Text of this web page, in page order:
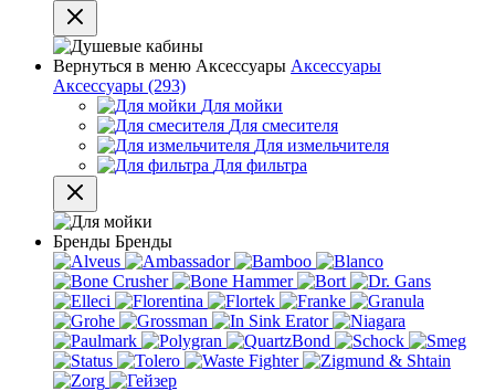
Вернуться в меню Аксессуары Аксессуары
Аксессуары (293)
Для мойки
Для смесителя
Для измельчителя
Для фильтра
Бренды Бренды